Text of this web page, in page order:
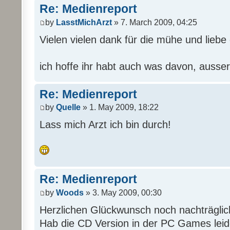
Re: Medienreport
by LasstMichArzt » 7. March 2009, 04:25
Vielen vielen dank für die mühe und
ich hoffe ihr habt auch was davon,
Re: Medienreport
by Quelle » 1. May 2009, 18:22
Lass mich Arzt ich bin durch!
Re: Medienreport
by Woods » 3. May 2009, 00:30
Herzlichen Glückwunsch noch
Hab die CD Version in der PC Games